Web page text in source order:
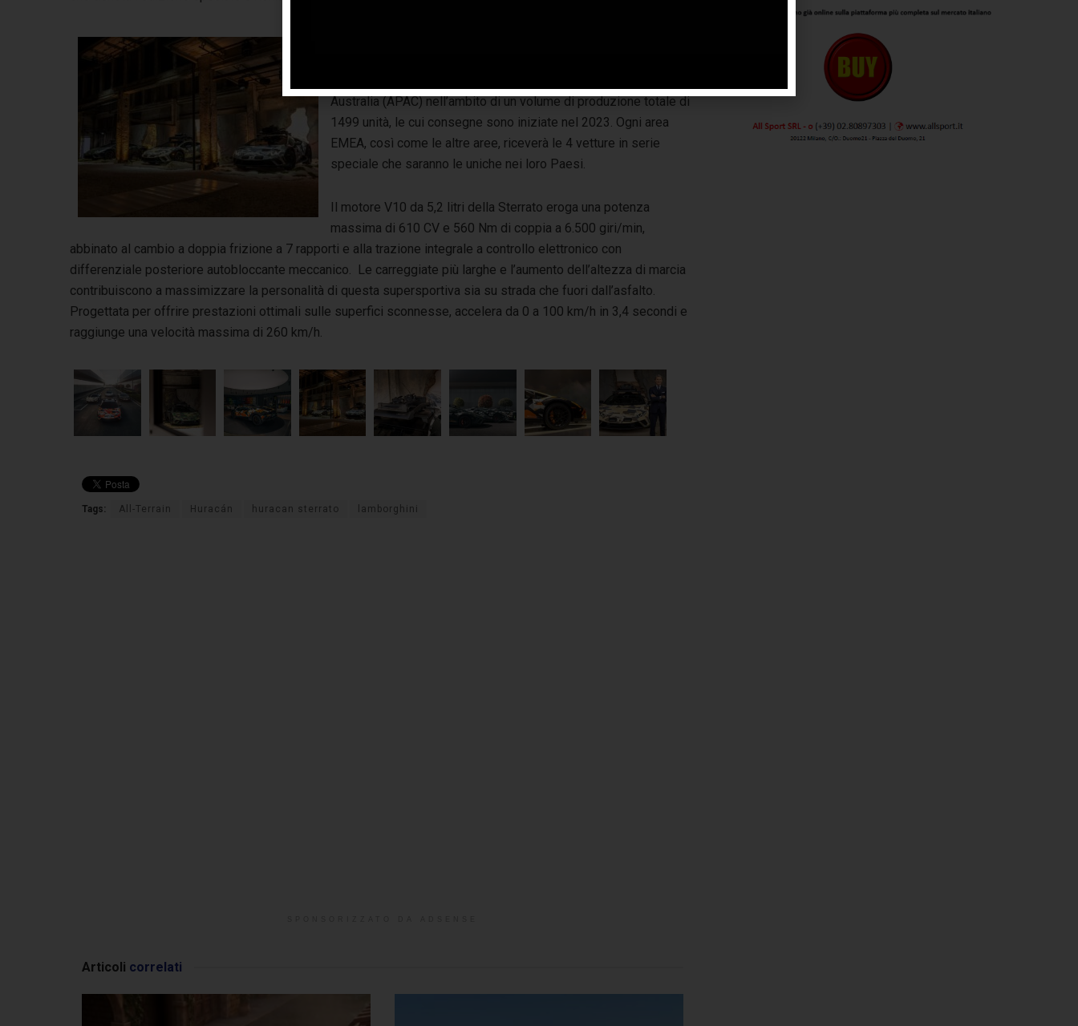
Australia (APAC) nell’ambito di un volume di produzione totale di
1499 unità, le cui consegne sono iniziate nel 2023. Ogni area
EMEA, così come le altre aree, riceverà le 4 vetture in serie
speciale che saranno le uniche nei loro Paesi.
Il motore V10 da 5,2 litri della Sterrato eroga una potenza
massima di 610 CV e 560 Nm di coppia a 6.500 giri/min,
abbinato al cambio a doppia frizione a 7 rapporti e alla trazione integrale a controllo elettronico con
differenziale posteriore autobloccante meccanico. Le carreggiate più larghe e l’aumento dell’altezza di marcia
contribuiscono a massimizzare la personalità di questa supersportiva sia su strada che fuori dall’asfalto.
Progettata per offrire prestazioni ottimali sulle superfici sconnesse, accelera da 0 a 100 km/h in 3,4 secondi e
raggiunge una velocità massima di 260 km/h.
Tags: All-Terrain Huracán huracan sterrato lamborghini
Articoli correlati